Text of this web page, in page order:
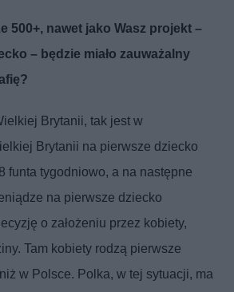
500+, nawet jako Wasz projekt –
– będzie miało zauważalny
Brytanii, tak jest w
Brytanii na pierwsze dziecko
funta tygodniowo, a na następne
na pierwsze dziecko
o założeniu przez kobiety,
Tam kobiety rodzą pierwsze
w Polsce. Polka, w tej sytuacji, ma